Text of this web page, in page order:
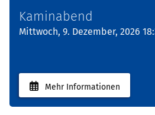
Kaminabend
Mittwoch, 9. Dezember, 2026
Mehr Informationen